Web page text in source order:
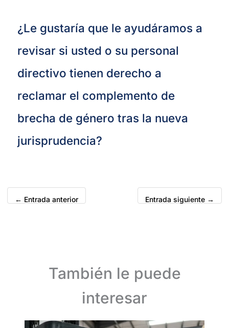
¿Le gustaría que le ayudáramos a
revisar si usted o su personal
directivo tienen derecho a
reclamar el complemento de
brecha de género tras la nueva
jurisprudencia?
← Entrada anterior Entrada siguiente →
También le puede
interesar